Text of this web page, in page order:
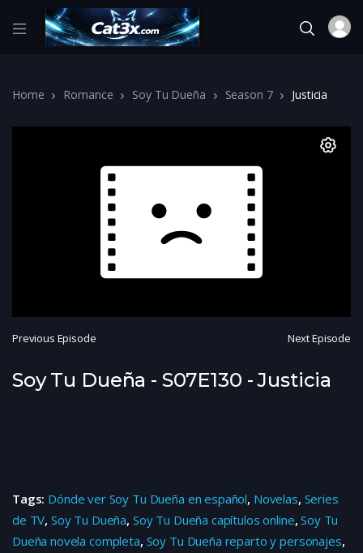
Home Romance Soy Tu Dueña Season 7 Justicia
Previous Episode Next Episode
Soy Tu Dueña - S07E130 - Justicia
Tags: Dónde ver Soy Tu Dueña en español, Novelas, Series
de TV, Soy Tu Dueña, Soy Tu Dueña capítulos online,Soy Tu
Dueña novela completa, Soy Tu Dueña reparto y personajes,